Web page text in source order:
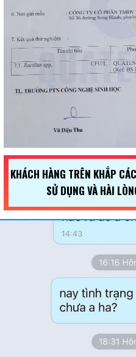
KHÁCH HÀNG TRÊN KHẮP
SỬ DỤNG VÀ HÀI